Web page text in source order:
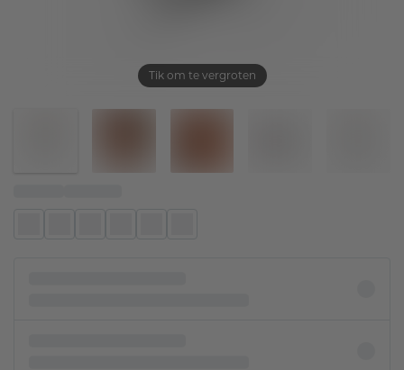
Tik om te vergroten